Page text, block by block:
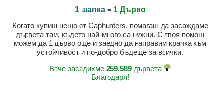
1 шапка= 1 Дърво
Когато купиш нещо от Caphunters, помагаш да засаждаме
дървета там, където най-много са нужни. С твоя помощ
можем да 1 дърво още и заедно да направим крачка към
устойчивост и по-добро бъдеще за всички.
Вече засадихме 259.589 дървета
Благодаря!